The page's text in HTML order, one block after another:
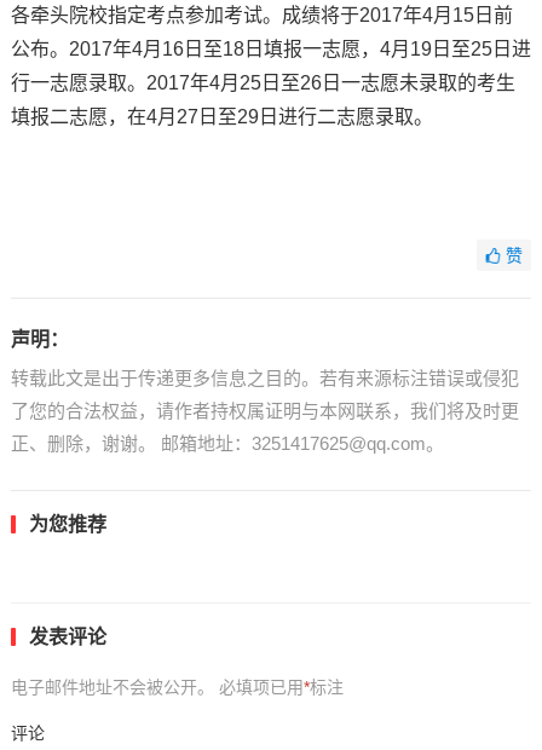
各牵头院校指定考点参加考试。成绩将于2017年4月15日前
公布。2017年4月16日至18日填报一志愿，4月19日至25日进
行一志愿录取。2017年4月25日至26日一志愿未录取的考生
填报二志愿，在4月27日至29日进行二志愿录取。
赞
声明：
转载此文是出于传递更多信息之目的。若有来源标注错误或侵犯
了您的合法权益，请作者持权属证明与本网联系，我们将及时更
正、删除，谢谢。 邮箱地址：3251417625@qq.com。
为您推荐
发表评论
电子邮件地址不会被公开。 必填项已用*标注
评论